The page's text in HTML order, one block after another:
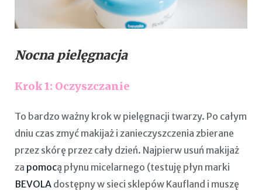
Nocna pielęgnacja
Krok 1: Oczyszczanie
To bardzo ważny krok w pielęgnacji twarzy. Po całym
dniu czas zmyć makijaż i zanieczyszczenia zbierane
przez skórę przez cały dzień. Najpierw usuń makijaż
za pomocą płynu micelarnego (testuję płyn marki
BEVOLA dostępny w sieci sklepów Kaufland i muszę